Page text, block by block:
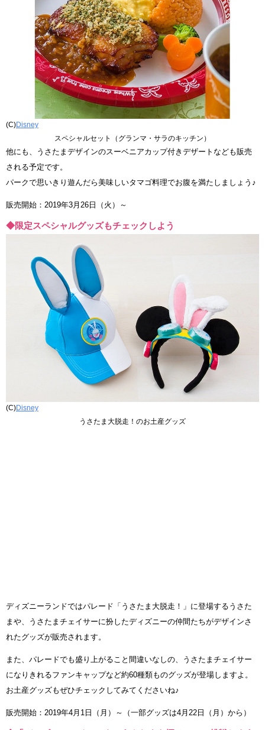
(C)Disney
スペシャルセット（グランマ・サラのキッチン）
他にも、うさたまデザインのスーベニアカップ付きデザートなども販売
される予定です。
パークで思いきり遊んだら美味しいタマゴ料理でお腹を満たしましょう♪
販売開始：2019年3月26日（火）～
◆限定スペシャルグッズもチェックしよう
(C)Disney
うさたま大脱走！のお土産グッズ
ディズニーランドではパレード「うさたま大脱走！」に登場するうさた
まや、うさたまチェイサーに扮したディズニーの仲間たちがデザインさ
れたグッズが販売されます。
また、パレードでも盛り上がること間違いなしの、うさたまチェイサー
になりきれるファンキャップなど約60種類ものグッズが登場しますよ。
お土産グッズもぜひチェックしてみてくださいね♪
販売開始：2019年4月1日（月）～（一部グッズは4月22日（月）から）